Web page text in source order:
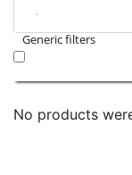
Generic filters
No products